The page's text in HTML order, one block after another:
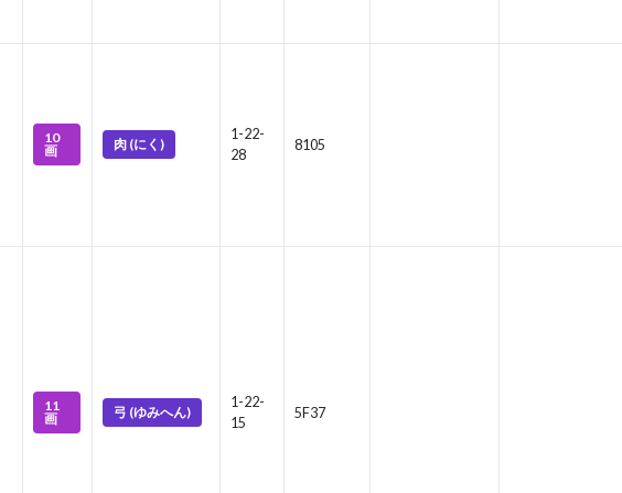
10
画
肉 (にく)
1-22-
28
8105
11
画
弓 (ゆみへん)
1-22-
15
5F37